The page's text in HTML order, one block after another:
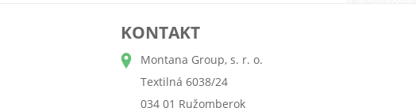
KONTAKT
Montana Group, s. r. o.
Textilná 6038/24
034 01 Ružomberok